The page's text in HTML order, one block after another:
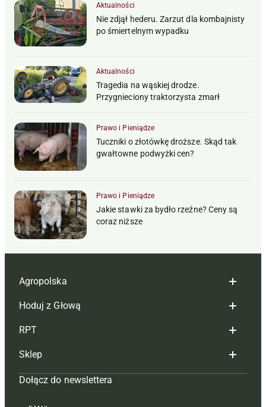
Aktualności
Nie zdjął hederu. Zarzut dla kombajnisty
po śmiertelnym wypadku
Aktualności
Tragedia na wąskiej drodze.
Przygnieciony traktorzysta zmarł
Prawo i Pieniądze
Tuczniki o złotówkę droższe. Skąd tak
gwałtowne podwyżki cen?
Prawo i Pieniądze
Jakie stawki za bydło rzeźne? Ceny są
coraz niższe
Agropolska
Redakcja
Reklama
Tagi
Mapa serwisu
Hoduj z Głową
Hoduj z głową bydło
Hoduj z głową świnie
Prenumerata
RPT
Redakcja
Prenumerata
Sklep
Czasopisma i prenumerata
Dołącz do newslettera